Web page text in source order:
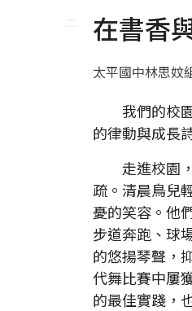
::: 在書香
太平國中林思妏
我們的校
的律動與成長
走進校園
疏。清晨鳥兒
憂的笑容。他
步道奔跑、球
的悠揚琴聲，
代舞比賽中屢
的最佳實踐，